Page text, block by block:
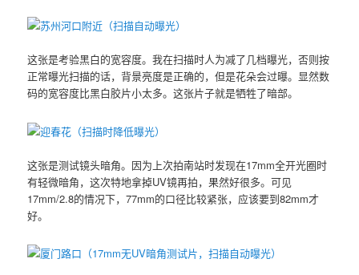
这张是考验黑白的宽容度。我在扫描时人为减了几档曝光，否则按
正常曝光扫描的话，背景亮度是正确的，但是花朵会过曝。显然数
码的宽容度比黑白胶片小太多。这张片子就是牺牲了暗部。
这张是测试镜头暗角。因为上次拍南站时发现在17mm全开光圈时
有轻微暗角，这次特地拿掉UV镜再拍，果然好很多。可见
17mm/2.8的情况下，77mm的口径比较紧张，应该要到82mm才
好。